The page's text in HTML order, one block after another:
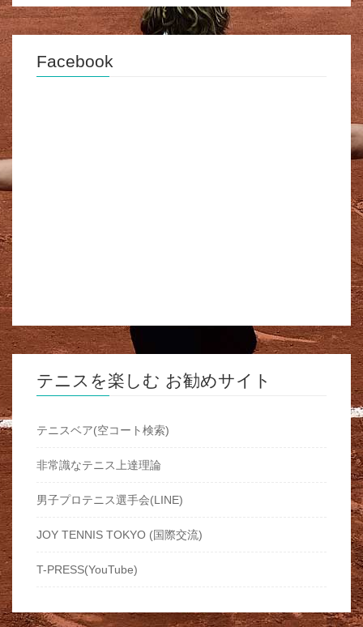
Facebook
テニスを楽しむ お勧めサイト
テニスベア(空コート検索)
非常識なテニス上達理論
男子プロテニス選手会(LINE)
JOY TENNIS TOKYO (国際交流)
T-PRESS(YouTube)